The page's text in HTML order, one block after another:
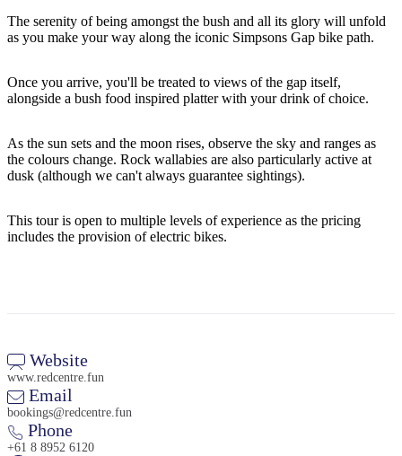
地
区
索
行
划
工
搜
索:
The serenity of being amongst the bush and all its glory will unfold
as you make your way along the iconic Simpsons Gap bike path.
Once you arrive, you'll be treated to views of the gap itself,
alongside a bush food inspired platter with your drink of choice.
As the sun sets and the moon rises, observe the sky and ranges as
the colours change. Rock wallabies are also particularly active at
dusk (although we can't always guarantee sightings).
This tour is open to multiple levels of experience as the pricing
includes the provision of electric bikes.
Website
www.redcentre.fun
Email
bookings@redcentre.fun
Phone
+61 8 8952 6120